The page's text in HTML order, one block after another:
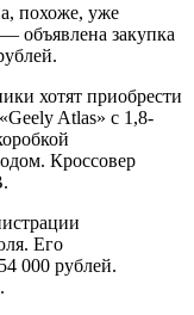
похоже, уже
объявлена закупка
хотят приобрести
Atlas» с 1,8-
Кроссовер
Его
000 рублей.